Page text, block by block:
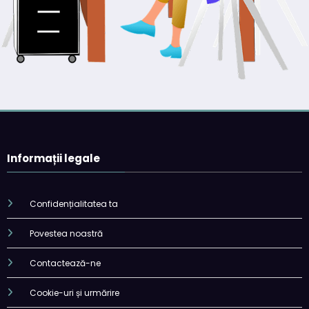
Informații legale
Confidențialitatea ta
Povestea noastră
Contactează-ne
Cookie-uri și urmărire